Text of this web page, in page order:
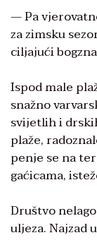
— Pa
za zimsku
ciljajući
Ispod male
snažno
svijetlih i
plaže,
penje se na
gaćicama,
Društvo
uljeza. Najzad